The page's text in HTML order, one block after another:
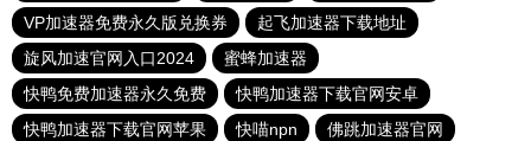
VP加速器免费永久版兑换券
起飞加速器下载地址
旋风加速官网入口2024
蜜蜂加速器
快鸭免费加速器永久免费
快鸭加速器下载官网安卓
快鸭加速器下载官网苹果
快喵npn
佛跳加速器官网